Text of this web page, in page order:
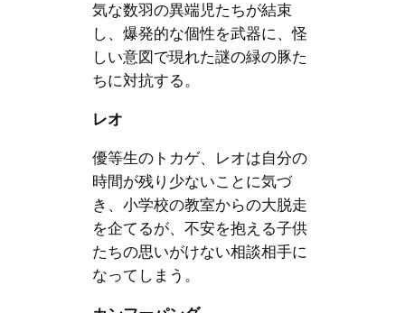
気な数羽の異端児たちが結束
し、爆発的な個性を武器に、怪
しい意図で現れた謎の緑の豚た
ちに対抗する。
レオ
優等生のトカゲ、レオは自分の
時間が残り少ないことに気づ
き、小学校の教室からの大脱走
を企てるが、不安を抱える子供
たちの思いがけない相談相手に
なってしまう。